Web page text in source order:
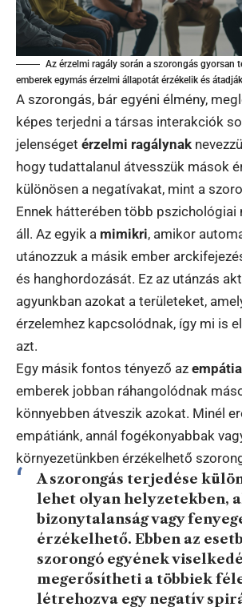
Az érzelmi ragály során a szorongás gyorsan
emberek egymás érzelmi állapotát érzékelik és
A szorongás, bár egyéni élmény,
képes terjedni a társas interakciók
jelenséget érzelmi ragálynak
hogy tudattalanul átvesszük mások
különösen a negatívakat, mint a
Ennek hátterében több pszichológiai
áll. Az egyik a mimikri, amikor
utánozzuk a másik ember
és hanghordozását. Ez az utánzás
agyunkban azokat a területeket,
érzelemhez kapcsolódnak, így mi is
azt.
Egy másik fontos tényező az empátia
emberek jobban ráhangolódnak
könnyebben átveszik azokat. Minél
empátiánk, annál fogékonyabbak
környezetünkben érzékelhető
A szorongás terjedése
lehet olyan helyzetekben,
bizonytalanság vagy
érzékelhető. Ebben az
szorongó egyének
megerősítheti a többiek
létrehozva egy negatív